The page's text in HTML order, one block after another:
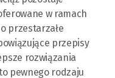
w ramach
przestarzałe
przepisy
rozwiązania
pewnego rodzaju